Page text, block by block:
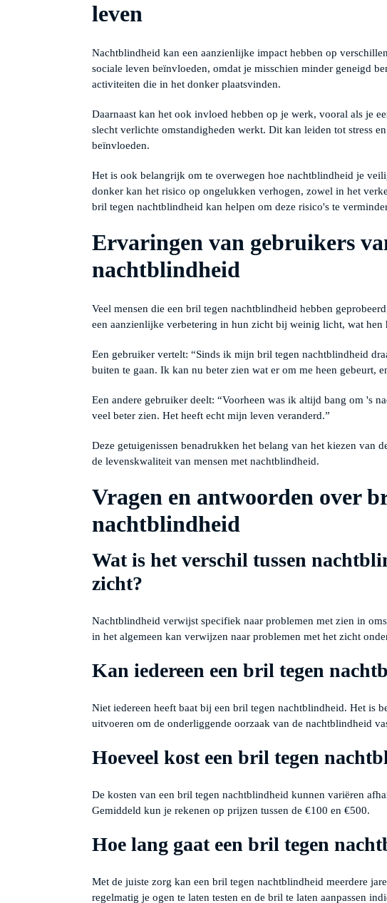
leven
Nachtblindheid kan een aanzienlijke impact hebben op
sociale leven beïnvloeden, omdat je misschien minder geneigd
activiteiten die in het donker plaatsvinden.
Daarnaast kan het ook invloed hebben op je werk, vooral als je
slecht verlichte omstandigheden werkt. Dit kan leiden tot stress
beïnvloeden.
Het is ook belangrijk om te overwegen hoe nachtblindheid je
donker kan het risico op ongelukken verhogen, zowel in het
bril tegen nachtblindheid kan helpen om deze risico's te
Ervaringen van gebruikers
nachtblindheid
Veel mensen die een bril tegen nachtblindheid hebben
een aanzienlijke verbetering in hun zicht bij weinig licht, wat
Een gebruiker vertelt: “Sinds ik mijn bril tegen nachtblindheid
buiten te gaan. Ik kan nu beter zien wat er om me heen gebeurt,
Een andere gebruiker deelt: “Voorheen was ik altijd bang om 's
veel beter zien. Het heeft echt mijn leven veranderd.”
Deze getuigenissen benadrukken het belang van het kiezen van
de levenskwaliteit van mensen met nachtblindheid.
Vragen en antwoorden over
nachtblindheid
Wat is het verschil tussen
zicht?
Nachtblindheid verwijst specifiek naar problemen met zien in
in het algemeen kan verwijzen naar problemen met het zicht
Kan iedereen een bril tegen
Niet iedereen heeft baat bij een bril tegen nachtblindheid. Het is
uitvoeren om de onderliggende oorzaak van de nachtblindheid
Hoeveel kost een bril tegen
De kosten van een bril tegen nachtblindheid kunnen variëren
Gemiddeld kun je rekenen op prijzen tussen de €100 en €500.
Hoe lang gaat een bril tegen
Met de juiste zorg kan een bril tegen nachtblindheid meerdere
regelmatig je ogen te laten testen en de bril te laten aanpassen